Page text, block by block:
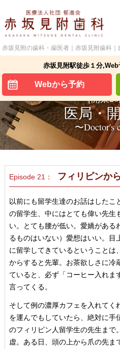
赤坂見附の歯科・歯医者｜赤坂見附歯科
赤坂見附駅徒歩１分,Web
Webから予約
ホーム> ドクターコラム
[開業
医局・
〜Doctor's
Episode 21： フィリピンか
以前にも留学生達のお話はしたこ
の留学生、中にはとても偉い先生
い。とても腰が低い。愛嬌がある
るものはいない）愛想はいい。目
に留学してきているということは
からすると先輩。お茶欲しさに冷
ていると、必ず「コーヒー入れま
言ってくる。
そして例の濃厚カフェを入れてく
を運んでもしていたら、絶対に手
のフィリピン人留学生の先生まで
虚。ある日、頭の上から爪の先ま